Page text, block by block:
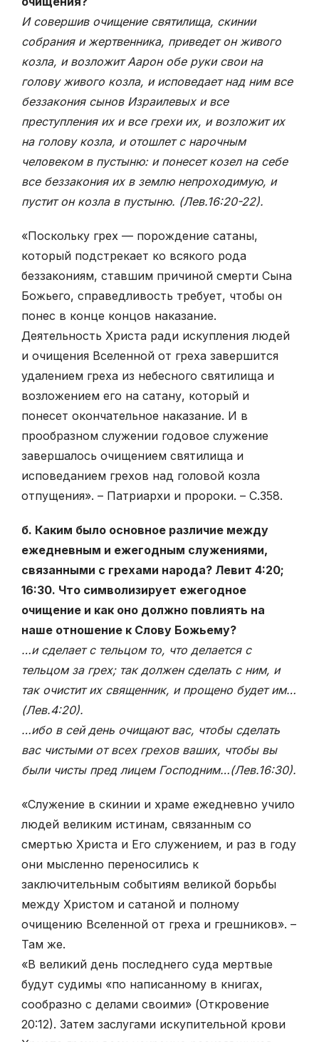
И совершив очищение святилища, скинии
собрания и жертвенника, приведет он живого
козла, и возложит Аарон обе руки свои на
голову живого козла, и исповедает над ним все
беззакония сынов Израилевых и все
преступления их и все грехи их, и возложит их
на голову козла, и отошлет с нарочным
человеком в пустыню: и понесет козел на себе
все беззакония их в землю непроходимую, и
пустит он козла в пустыню. (Лев.16:20-22).
«Поскольку грех — порождение сатаны,
который подстрекает ко всякого рода
беззакониям, ставшим причиной смерти Сына
Божьего, справедливость требует, чтобы он
понес в конце концов наказание.
Деятельность Христа ради искупления людей
и очищения Вселенной от греха завершится
удалением греха из небесного святилища и
возложением его на сатану, который и
понесет окончательное наказание. И в
прообразном служении годовое служение
завершалось очищением святилища и
исповеданием грехов над головой козла
отпущения». – Патриархи и пророки. – С.358.
б. Каким было основное различие между
ежедневным и ежегодным служениями,
связанными с грехами народа? Левит 4:20;
16:30. Что символизирует ежегодное
очищение и как оно должно повлиять на
наше отношение к Слову Божьему?
…и сделает с тельцом то, что делается с
тельцом за грех; так должен сделать с ним, и
так очистит их священник, и прощено будет им…
(Лев.4:20).
…ибо в сей день очищают вас, чтобы сделать
вас чистыми от всех грехов ваших, чтобы вы
были чисты пред лицем Господним…(Лев.16:30).
«Служение в скинии и храме ежедневно учило
людей великим истинам, связанным со
смертью Христа и Его служением, и раз в году
они мысленно переносились к
заключительным событиям великой борьбы
между Христом и сатаной и полному
очищению Вселенной от греха и грешников». –
Там же.
«В великий день последнего суда мертвые
будут судимы «по написанному в книгах,
сообразно с делами своими» (Откровение
20:12). Затем заслугами искупительной крови